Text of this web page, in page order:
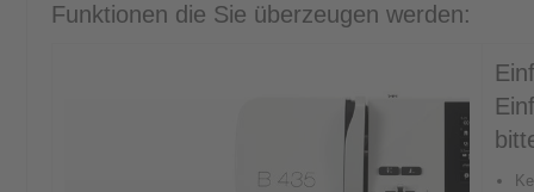
Funktionen die Sie überzeugen werden: